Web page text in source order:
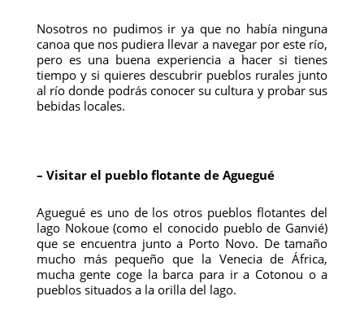
Nosotros no pudimos ir ya que no había ninguna
canoa que nos pudiera llevar a navegar por este río,
pero es una buena experiencia a hacer si tienes
tiempo y si quieres descubrir pueblos rurales junto
al río donde podrás conocer su cultura y probar sus
bebidas locales.
– Visitar el pueblo flotante de Aguegué
Aguegué es uno de los otros pueblos flotantes del
lago Nokoue (como el conocido pueblo de Ganvié)
que se encuentra junto a Porto Novo. De tamaño
mucho más pequeño que la Venecia de África,
mucha gente coge la barca para ir a Cotonou o a
pueblos situados a la orilla del lago.